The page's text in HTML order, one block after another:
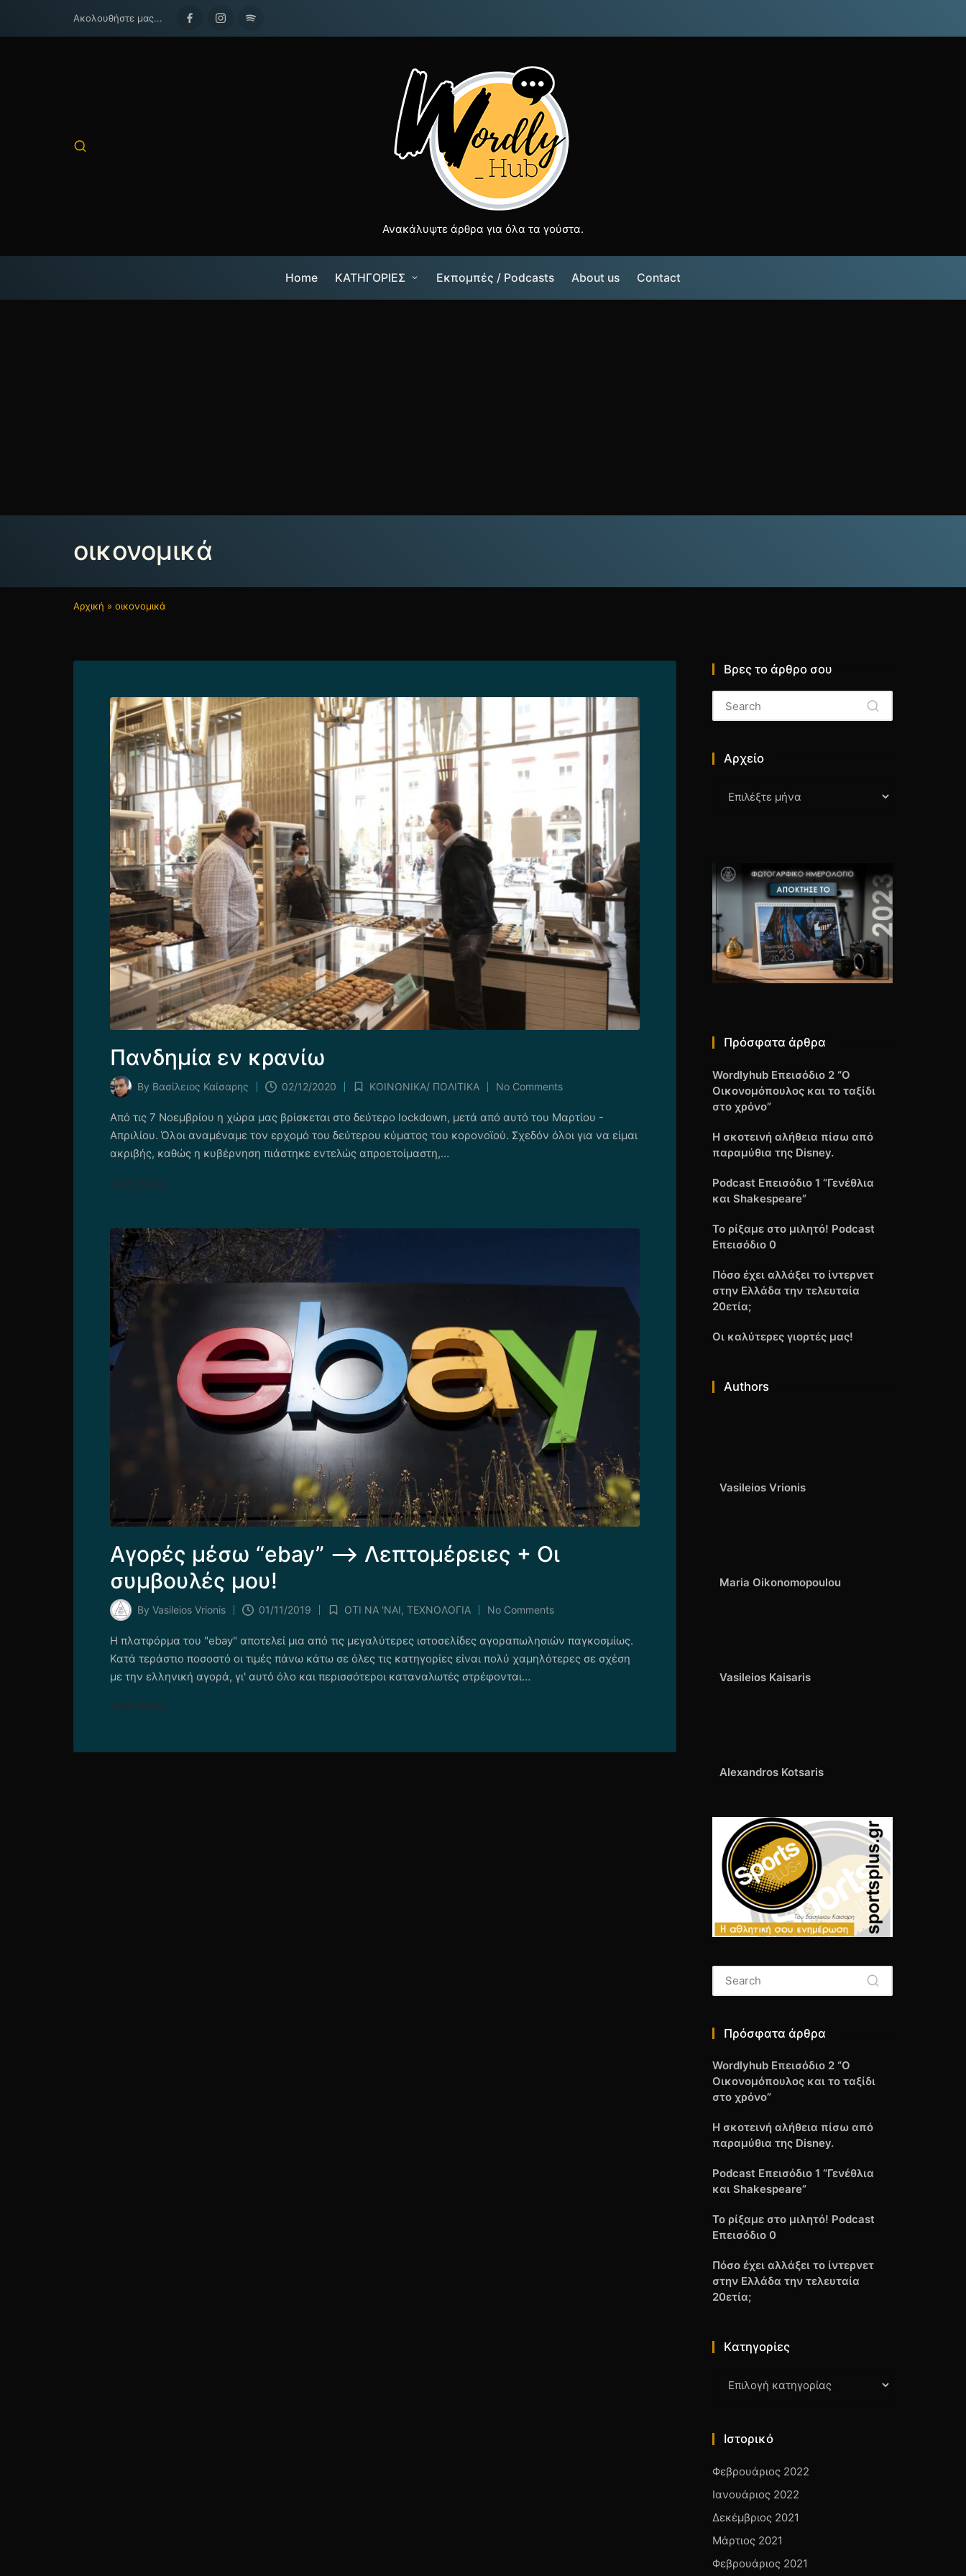
Ακολουθήστε μας...
FacebookInstagramSpotify
Ανακάλυψτε άρθρα για όλα τα γούστα.
Home ΚΑΤΗΓΟΡΙΕΣ Εκπομπές / Podcasts About us Contact
οικονομικά
Αρχική » οικονομικά
Πανδημία εν κρανίω
Posted
by
By Βασίλειος Καίσαρης 02/12/2020
Posted
in
ΚΟΙΝΩΝΙΚΑ/ ΠΟΛΙΤΙΚΑ No Comments
Από τις 7 Νοεμβρίου η χώρα μας βρίσκεται στο δεύτερο lockdown, μετά από αυτό του Μαρτίου -
Απριλίου. Όλοι αναμέναμε τον ερχομό του δεύτερου κύματος του κορονοϊού. Σχεδόν όλοι για να είμαι
ακριβής, καθώς η κυβέρνηση πιάστηκε εντελώς απροετοίμαστη,…
Read More
Αγορές μέσω “ebay” –> Λεπτομέρειες + Οι
συμβουλές μου!
Posted
by
By Vasileios Vrionis 01/11/2019
Posted
ΟΤΙ ΝΑ 'ΝΑΙ, ΤΕΧΝΟΛΟΓΙΑ No Comments
Η πλατφόρμα του "ebay" αποτελεί μια από τις μεγαλύτερες ιστοσελίδες αγοραπωλησιών παγκοσμίως.
Κατά τεράστιο ποσοστό οι τιμές πάνω κάτω σε όλες τις κατηγορίες είναι πολύ χαμηλότερες σε σχέση
με την ελληνική αγορά, γι' αυτό όλο και περισσότεροι καταναλωτές στρέφονται…
Read More
Βρες το άρθρο σου
Αρχείο
Πρόσφατα άρθρα
Wordlyhub Επεισόδιο 2 “Ο
Οικονομόπουλος και το ταξίδι
στο χρόνο”
Η σκοτεινή αλήθεια πίσω από
παραμύθια της Disney.
Podcast Επεισόδιο 1 “Γενέθλια
και Shakespeare”
Το ρίξαμε στο μιλητό! Podcast
Επεισόδιο 0
Πόσο έχει αλλάξει το ίντερνετ
στην Ελλάδα την τελευταία
20ετία;
Οι καλύτερες γιορτές μας!
Authors
Vasileios Vrionis
Maria Oikonomopoulou
Vasileios Kaisaris
Alexandros Kotsaris
Πρόσφατα άρθρα
Wordlyhub Επεισόδιο 2 “Ο
Οικονομόπουλος και το ταξίδι
στο χρόνο”
Η σκοτεινή αλήθεια πίσω από
παραμύθια της Disney.
Podcast Επεισόδιο 1 “Γενέθλια
και Shakespeare”
Το ρίξαμε στο μιλητό! Podcast
Επεισόδιο 0
Πόσο έχει αλλάξει το ίντερνετ
στην Ελλάδα την τελευταία
20ετία;
Kατηγορίες
Kατηγορίες
Ιστορικό
Φεβρουάριος 2022
Ιανουάριος 2022
Δεκέμβριος 2021
Μάρτιος 2021
Φεβρουάριος 2021